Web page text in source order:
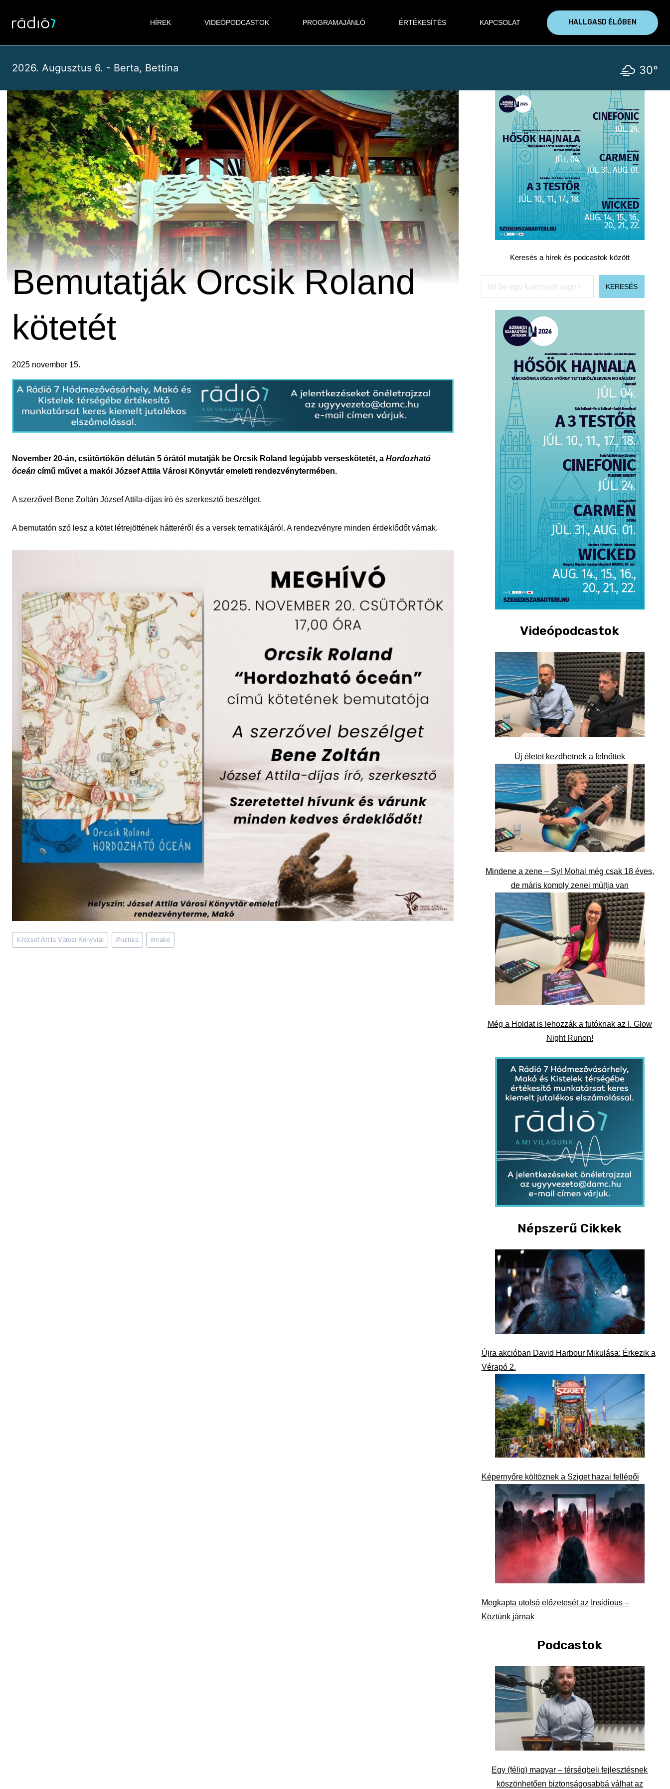
content
HÍREK VIDEÓPODCASTOK PROGRAMAJÁNLÓ ÉRTÉKESÍTÉS KAPCSOLAT HALLGASD ÉLŐBEN
2026. Augusztus 6. - Berta, Bettina 30°
Bemutatják Orcsik Roland
kötetét
2025 november 15.
November 20-án, csütörtökön délután 5 órától mutatják be Orcsik Roland legújabb verseskötetét, a Hordozható
óceán című művet a makói József Attila Városi Könyvtár emeleti rendezvénytermében.
A szerzővel Bene Zoltán József Attila-díjas író és szerkesztő beszélget.
A bemutatón szó lesz a kötet létrejöttének hátteréről és a versek tematikájáról. A rendezvényre minden érdeklődőt várnak.
Post
Tags:
#József Attila Városi Könyvtár #kultúra #makó
Keresés a hírek és podcastok között
Keresés
KERESÉS
Videópodcastok
Új életet kezdhetnek a felnőttek
Mindene a zene – Syl Mohai még csak 18 éves,
de máris komoly zenei múltja van
Még a Holdat is lehozzák a futóknak az I. Glow
Night Runon!
Népszerű Cikkek
Újra akcióban David Harbour Mikulása: Érkezik a
Vérapó 2.
Képernyőre költöznek a Sziget hazai fellépői
Megkapta utolsó előzetesét az Insidious –
Köztünk járnak
Podcastok
Egy (félig) magyar – térségbeli fejlesztésnek
köszönhetően biztonságosabbá válhat az